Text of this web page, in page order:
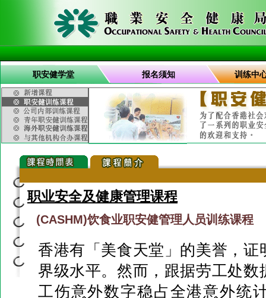
职安健学堂 报名须知 训练中
职业安全及健康管理课程
(CASHM)饮食业职安健管理人员训练课程
香港有「美食天堂」的美誉，证
界级水平。然而，跟据劳工处数
工伤意外数字稳占全港意外统